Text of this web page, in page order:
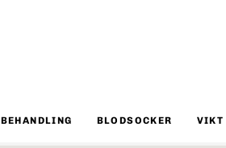
BEHANDLING BLODSOCKER VIKT